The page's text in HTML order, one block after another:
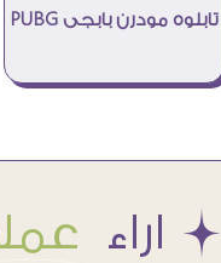
تابلوه مودرن بابجى PUBG
Æ اراء